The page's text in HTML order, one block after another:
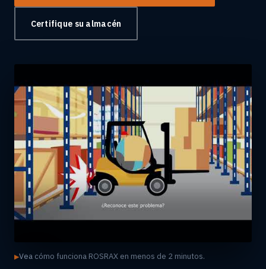
Certifique su almacén
Vea cómo funciona ROSRAX en menos de 2 minutos.